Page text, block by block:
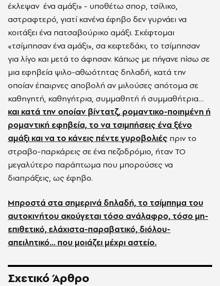
έκλεψαν ένα αμάξι» - υποθέτω σπορ, τσίλικο,
αστραφτερό, γιατί κανένα έφηβο δεν γυρνάει να
κοιτάξει ένα πατσαβούρικο αμάξι. Σκέφτομαι
«τσίμπησαν ένα αμάξι», σα κεφτεδάκι, το τσίμπησαν
για λίγο και μετά το άφησαν. Κάπως με πήγανε πίσω σε
μια εφηβεία ψιλο-αθωότητας δηλαδή, κατά την
οποίαν έπαιρνες αποβολή αν μιλούσες απότομα σε
καθηγητή, καθηγήτρια, συμμαθητή ή συμμαθήτρια…
και κατά την οποίαν βίντατζ, ρομαντικο-ποιημένη ή
ρομαντική εφηβεία, το να τσιμπήσεις ένα ξένο
αμάξι και να το κάνεις πέντε γυροβολιές πριν το
στραβο-παρκάρεις σε ένα πεζοδρόμιο, ήταν ΤΟ
μεγαλύτερο παράπτωμα που μπορούσες να
διαπράξεις, ως έφηβο.
Μπροστά στα σημερινά δηλαδή, το τσίμπημα του
αυτοκινήτου ακούγεται τόσο ανάλαφρο, τόσο μη-
επιθετικό, ελάχιστα-παραβατικό, διόλου-
απειλητικό… που μοιάζει μέχρι αστείο.
Σχετικό Άρθρο